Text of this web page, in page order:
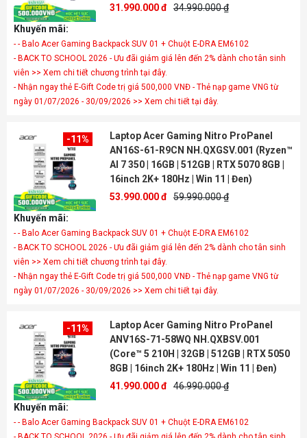
31.990.000 đ 34.990.000 ₫
Khuyến mãi:
- - Balo Acer Gaming Backpack SUV 01 + Chuột E-DRA EM6102
- BACK TO SCHOOL 2026 - Ưu đãi giảm giá lên đến 2% dành cho tân sinh
viên >> Xem chi tiết chương trình tại đây.
- Nhận ngay thẻ E-Gift Code trị giá 500,000 VNĐ - Thẻ nạp game VNG từ
ngày 01/07/2026 - 30/09/2026 >> Xem chi tiết tại đây.
-11%
Laptop Acer Gaming Nitro ProPanel
AN16S-61-R9CN NH.QXGSV.001 (Ryzen™
AI 7 350 | 16GB | 512GB | RTX 5070 8GB |
16inch 2K+ 180Hz | Win 11 | Đen)
53.990.000 đ 59.990.000 ₫
Khuyến mãi:
- - Balo Acer Gaming Backpack SUV 01 + Chuột E-DRA EM6102
- BACK TO SCHOOL 2026 - Ưu đãi giảm giá lên đến 2% dành cho tân sinh
viên >> Xem chi tiết chương trình tại đây.
- Nhận ngay thẻ E-Gift Code trị giá 500,000 VNĐ - Thẻ nạp game VNG từ
ngày 01/07/2026 - 30/09/2026 >> Xem chi tiết tại đây.
-11%
Laptop Acer Gaming Nitro ProPanel
ANV16S-71-58WQ NH.QXBSV.001
(Core™ 5 210H | 32GB | 512GB | RTX 5050
8GB | 16inch 2K+ 180Hz | Win 11 | Đen)
41.990.000 đ 46.990.000 ₫
Khuyến mãi:
- - Balo Acer Gaming Backpack SUV 01 + Chuột E-DRA EM6102